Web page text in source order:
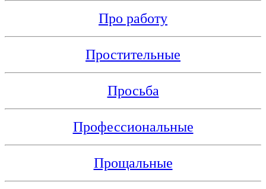
Про работу
Простительные
Просьба
Профессиональные
Прощальные